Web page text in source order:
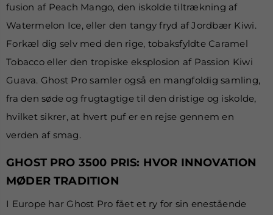
fusion af Peach Mango, den iskolde tiltrækning af
Watermelon Ice, eller den tangy fryd af Jordbær Kiwi.
Forkæl dig selv med den rige, tobaksfyldte Caramel
Tobacco eller den tropiske eksplosion af Passion Kiwi
Guava. Ghost Pro samler også en mangfoldig samling,
fra den søde og frugtagtige til den dristige og iskolde,
hvilket sikrer, at hvert puf er en rejse gennem en
verden af smag.
GHOST PRO 3500 PRIS: HVOR INNOVATION
MØDER TRADITION
I Europe har Ghost Pro fået et ry for sin enestående